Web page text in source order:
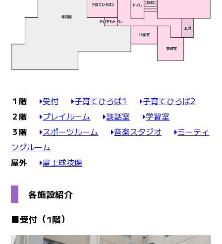
１階 受付 子育てひろば1
子育てひろば2
２階
プレイルーム 談話室
学習室
３階
スポーツルーム 音楽スタジオ
ミーティ
ングルーム
屋外
屋上球技場
各施設紹介
■受付（1階）